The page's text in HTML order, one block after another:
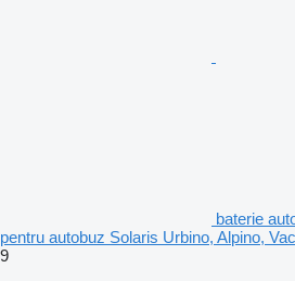
baterie
pentru autobuz Solaris Urbino, Alpino,
9